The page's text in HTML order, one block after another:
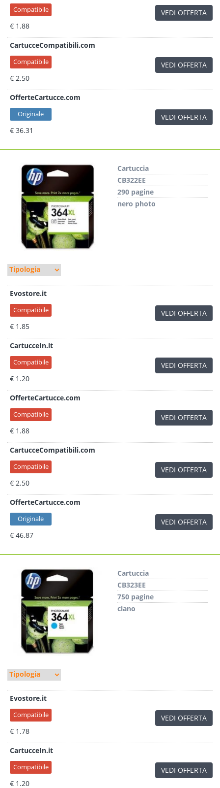
Compatibile
€ 1.88
VEDI OFFERTA
CartucceCompatibili.com
Compatibile
€ 2.50
VEDI OFFERTA
OfferteCartucce.com
Originale
€ 36.31
VEDI OFFERTA
Cartuccia
CB322EE
290 pagine
nero photo
Evostore.it
Compatibile
€ 1.85
VEDI OFFERTA
CartucceIn.it
Compatibile
€ 1.20
VEDI OFFERTA
OfferteCartucce.com
Compatibile
€ 1.88
VEDI OFFERTA
CartucceCompatibili.com
Compatibile
€ 2.50
VEDI OFFERTA
OfferteCartucce.com
Originale
€ 46.87
VEDI OFFERTA
Cartuccia
CB323EE
750 pagine
ciano
Evostore.it
Compatibile
€ 1.78
VEDI OFFERTA
CartucceIn.it
Compatibile
€ 1.20
VEDI OFFERTA